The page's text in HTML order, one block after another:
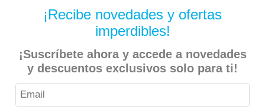
¡Recibe novedades y ofertas
imperdibles!
¡Suscríbete ahora y accede a novedades
y descuentos exclusivos solo para ti!
Inicio Deportes Outdoors
Boca Juniors – Wilson – Raqueta de Tenis 103